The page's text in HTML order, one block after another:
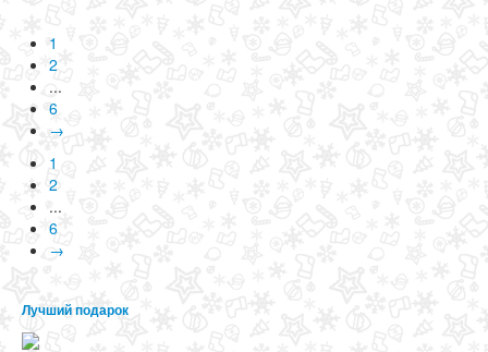
1
2
...
6
→
1
2
...
6
→
Лучший подарок